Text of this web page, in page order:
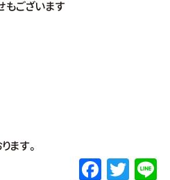
もございます
ます。
F T